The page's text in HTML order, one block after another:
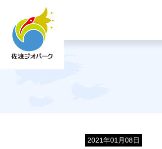
2021年01月08日